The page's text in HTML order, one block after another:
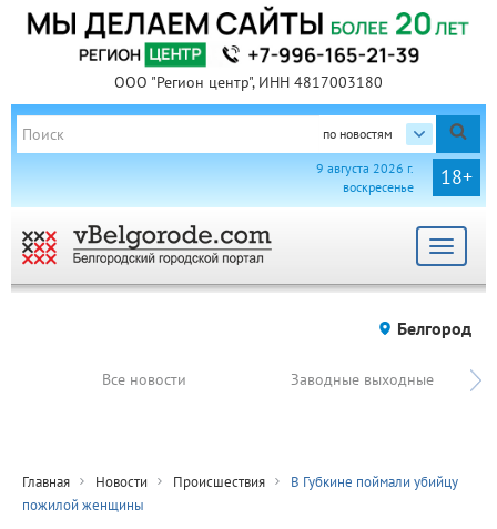
ООО "Регион центр", ИНН 4817003180
по новостям
18+
9 августа 2026 г.
воскресенье
Toggle
Белгород
Все новости Заводные выходные
Главная Новости Происшествия
В Губкине поймали убийцу
пожилой женщины